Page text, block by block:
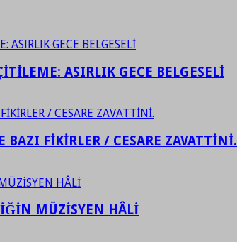
ASIRLIK GECE BELGESELİ
BAZI FİKİRLER / CESARE ZAVATTİNİ.
MÜZİSYEN HÂLİ